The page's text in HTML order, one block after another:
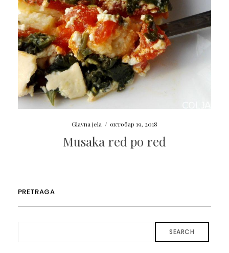
Glavna jela / октобар 19, 2018
Musaka red po red
PRETRAGA
SEARCH